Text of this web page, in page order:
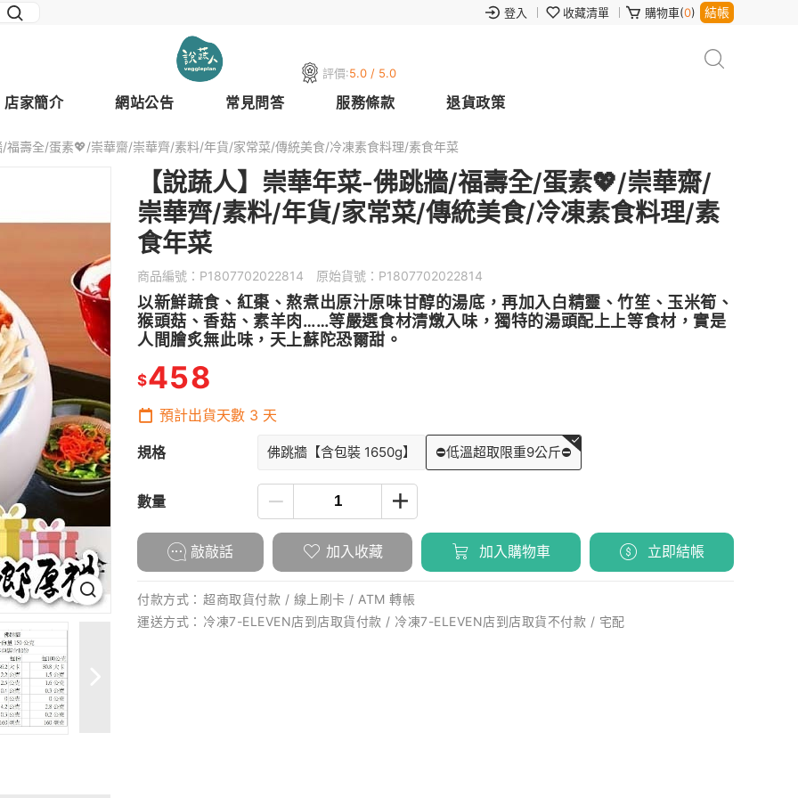
登入 收藏清單 購物車(0) 結帳
評價:5.0 / 5.0
店家簡介 網站公告 常見問答 服務條款 退貨政策
福壽全/蛋素💖/崇華齋/崇華齊/素料/年貨/家常菜/傳統美食/冷凍素食料理/素食年菜
【說蔬人】崇華年菜-佛跳牆/福壽全/蛋素💖/崇華齋/
崇華齊/素料/年貨/家常菜/傳統美食/冷凍素食料理/素
食年菜
商品編號： P1807702022814 原始貨號： P1807702022814
以新鮮蔬食、紅棗、熬煮出原汁原味甘醇的湯底，再加入白精靈、竹笙、玉米筍、
猴頭菇、香菇、素羊肉……等嚴選食材清燉入味，獨特的湯頭配上上等食材，實是
人間膾炙無此味，天上蘇陀恐爾甜。
$458
預計出貨天數 3 天
規格 佛跳牆【含包裝 1650g】 ⛔低溫超取限重9公斤⛔
數量
敲敲話 加入收藏 加入購物車 立即結帳
付款方式： 超商取貨付款 / 線上刷卡 / ATM 轉帳
運送方式： 冷凍7-ELEVEN店到店取貨付款 / 冷凍7-ELEVEN店到店取貨不付款 / 宅配